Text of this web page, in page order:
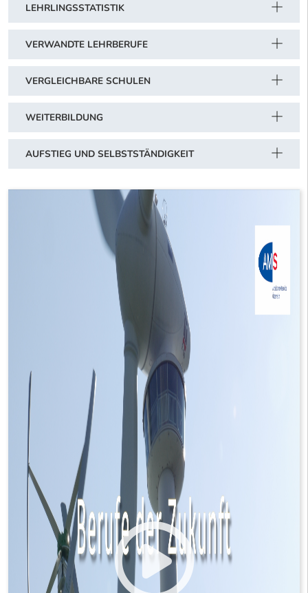
LEHRLINGSSTATISTIK
VERWANDTE LEHRBERUFE
VERGLEICHBARE SCHULEN
WEITERBILDUNG
AUFSTIEG UND SELBSTSTÄNDIGKEIT